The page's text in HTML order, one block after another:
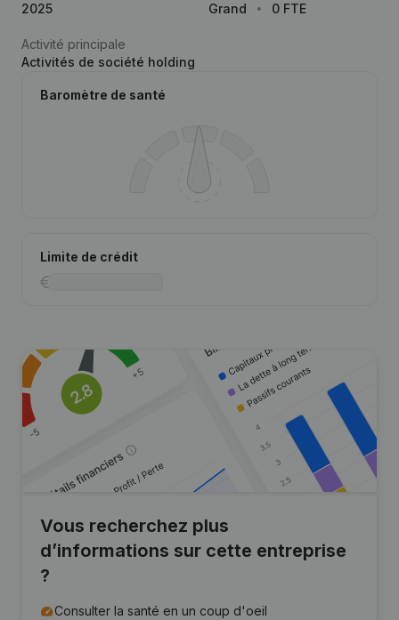
2025
Grand
0 FTE
Activité principale
Activités de société holding
Baromètre de santé
Limite de crédit
Vous recherchez plus
d’informations sur cette entreprise
?
Consulter la santé en un coup d'oeil